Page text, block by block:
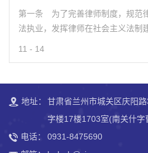
第一条 为了完善律师制度，规范
法执业，发挥律师在社会主义法制
11 - 14
地址：
甘肃省兰州市城关区庆阳
字楼17楼1703室(南关什字
电话：
0931-8475690